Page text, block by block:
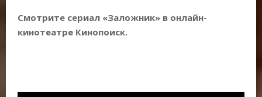
Смотрите сериал «Заложник» в онлайн-
кинотеатре Кинопоиск.